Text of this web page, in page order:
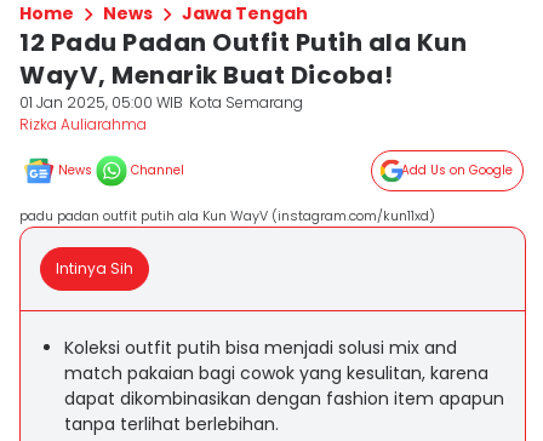
Home News Jawa Tengah
12 Padu Padan Outfit Putih ala Kun
WayV, Menarik Buat Dicoba!
01 Jan 2025, 05:00 WIB Kota Semarang
Rizka Auliarahma
News Channel Add Us on Google
padu padan outfit putih ala Kun WayV (instagram.com/kun11xd)
Intinya Sih
Koleksi outfit putih bisa menjadi solusi mix and
match pakaian bagi cowok yang kesulitan, karena
dapat dikombinasikan dengan fashion item apapun
tanpa terlihat berlebihan.